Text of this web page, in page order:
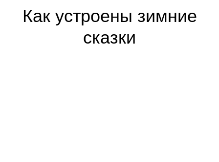
Как устроены зимние
сказки